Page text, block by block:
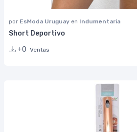
por EsModa Uruguay en Indumentaria
Short Deportivo
+0 Ventas